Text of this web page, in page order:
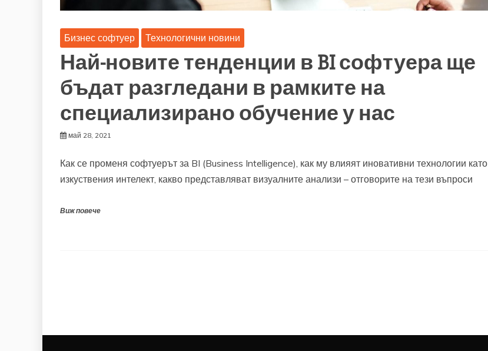
Бизнес софтуер Технологични новини
Най-новите тенденции в BI софтуера ще
бъдат разгледани в рамките на
специализирано обучение у нас
май 28, 2021
Как се променя софтуерът за BI (Business Intelligence), как му влияят иновативни технологии като
изкуствения интелект, какво представляват визуалните анализи – отговорите на тези въпроси
Виж повече